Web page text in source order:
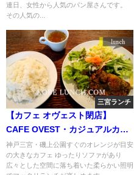
連日、女性から人気のパン屋さんです。
その人気の...
三宮ランチ
【カフェ オヴェスト閉店】
CAFE OVEST・カジュアルカフ
ェ【磯上公園】
神戸三宮・磯上公園すぐのオレンジが目安
の大きなカフェ ゆったりソファがあり
広々とした空間に落ち着いた柔らかい照明